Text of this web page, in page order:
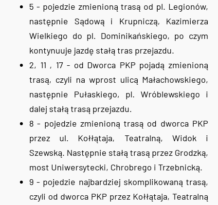
5 - pojedzie zmienioną trasą od pl. Legionów,
następnie Sądową i Krupniczą, Kazimierza
Wielkiego do pl. Dominikańskiego, po czym
kontynuuje jazdę stałą tras przejazdu.
2, 11 , 17 - od Dworca PKP pojadą zmienioną
trasą, czyli na wprost ulicą Małachowskiego,
następnie Pułaskiego, pl. Wróblewskiego i
dalej stałą trasą przejazdu.
8 - pojedzie zmienioną trasą od dworca PKP
przez ul. Kołłątaja, Teatralną, Widok i
Szewską. Następnie stałą trasą przez Grodzką,
most Uniwersytecki, Chrobrego i Trzebnicką.
9 - pojedzie najbardziej skomplikowaną trasą,
czyli od dworca PKP przez Kołłątaja, Teatralną